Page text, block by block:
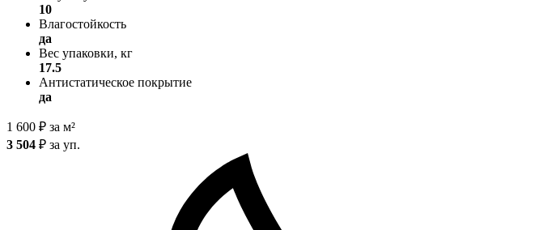
10
Влагостойкость
да
Вес упаковки, кг
17.5
Антистатическое покрытие
да
1 600 ₽ за м²
3 504 ₽ за уп.